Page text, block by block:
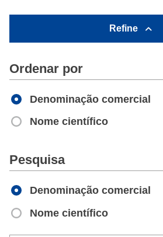
Refine
Ordenar por
Denominação comercial
Nome científico
Pesquisa
Denominação comercial
Nome científico